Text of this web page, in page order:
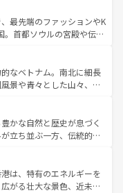
い。
おり、サーフィンやダイ
ドア好きにはたまらな
を存分に味わいつくそ
湾東部など、都市の喧騒
訪れる人に新しい発見と
奥深い台湾の食文化も魅
、バラエティ豊かな料理
湾情報は コンテンツ一覧を参
最先端のファッションやK
。首都ソウルの宮殿や伝統
の自然美を楽しむことが
絶品のストリートフード
ている。夜には、韓国な
彩な魅力を心ゆくまで味
なお、新着の韓国情報はコンテンツ一
なベトナム。南北に細長
景や青々とした山々、世
ハノイの古い町並みやホ
建物も、独特の雰囲気を
ィの豊かさとおいしさで
ナムコーヒーなどは、ぜ
訪れてもあたたかい人々
っと忘れられない旅にな
かな自然と歴史が息づく
立ち並ぶ一方、伝統的な
チェンマイなどの山岳地
ーケットやクラビの美し
ことができる。タイ料理
は、特有のエネルギーを
がる壮大な景色、近未来